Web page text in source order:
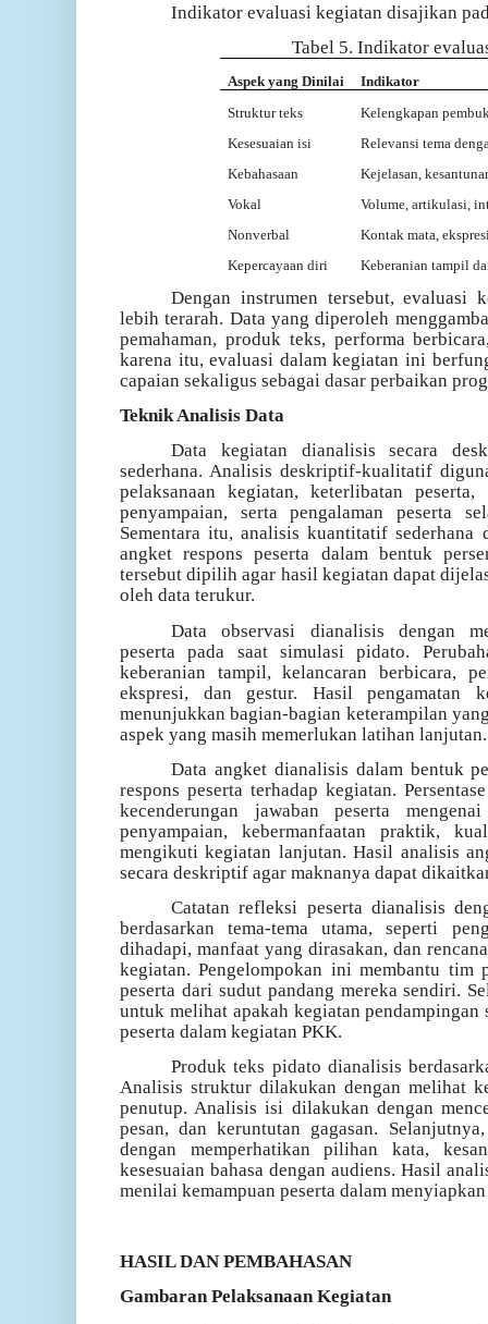
Indikator evaluasi kegiatan disajikan
Tabel 5. Indikator
Aspek yang Dinilai
Indikator
Struktur teks
Kelengkapan
Kesesuaian isi
Relevansi tema
Kebahasaan
Kejelasan,
Vokal
Volume, artikulasi,
Nonverbal
Kontak mata,
Kepercayaan diri
Keberanian tampil
Dengan instrumen tersebut, evaluasi
lebih terarah. Data yang diperoleh
pemahaman, produk teks, performa
karena itu, evaluasi dalam kegiatan ini
capaian sekaligus sebagai dasar perbaikan
Teknik Analisis Data
Data kegiatan dianalisis secara
sederhana. Analisis deskriptif-kualitatif
pelaksanaan kegiatan, keterlibatan
penyampaian, serta pengalaman peserta
Sementara itu, analisis kuantitatif sederhana
angket respons peserta dalam bentuk
tersebut dipilih agar hasil kegiatan dapat
oleh data terukur.
Data observasi dianalisis dengan
peserta pada saat simulasi pidato.
keberanian tampil, kelancaran berbicara,
ekspresi, dan gestur. Hasil pengamatan
menunjukkan bagian-bagian keterampilan
aspek yang masih memerlukan latihan lanjutan.
Data angket dianalisis dalam bentuk
respons peserta terhadap kegiatan.
kecenderungan jawaban peserta
penyampaian, kebermanfaatan praktik,
mengikuti kegiatan lanjutan. Hasil analisis
secara deskriptif agar maknanya dapat
Catatan refleksi peserta dianalisis
berdasarkan tema-tema utama, seperti
dihadapi, manfaat yang dirasakan, dan
kegiatan. Pengelompokan ini membantu tim
peserta dari sudut pandang mereka sendiri.
untuk melihat apakah kegiatan
peserta dalam kegiatan PKK.
Produk teks pidato dianalisis
Analisis struktur dilakukan dengan melihat
penutup. Analisis isi dilakukan dengan
pesan, dan keruntutan gagasan.
dengan memperhatikan pilihan kata,
kesesuaian bahasa dengan audiens. Hasil
menilai kemampuan peserta dalam
HASIL DAN PEMBAHASAN
Gambaran Pelaksanaan Kegiatan